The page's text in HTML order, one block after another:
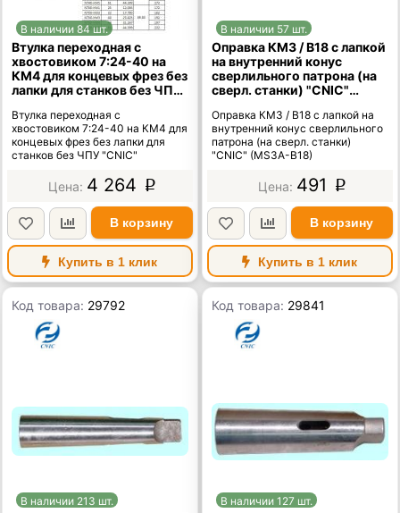
В наличии 84 шт.
Втулка переходная с
хвостовиком 7:24-40 на
КМ4 для концевых фрез без
лапки для станков без ЧПУ
Втулка переходная с
хвостовиком 7:24-40 на КМ4 для
концевых фрез без лапки для
станков без ЧПУ "CNIC"
4 264 p
В корзину
Купить в 1 клик
В наличии 57 шт.
Оправка КМ3 / В18 с лапкой
на внутренний конус
сверлильного патрона (на
сверл. станки) "CNIC"
Оправка КМ3 / В18 с лапкой на
внутренний конус сверлильного
патрона (на сверл. станки)
"CNIC" (MS3A-B18)
491 p
В корзину
Купить в 1 клик
Код товара: 29792
В наличии 213 шт.
Код товара: 29841
В наличии 127 шт.